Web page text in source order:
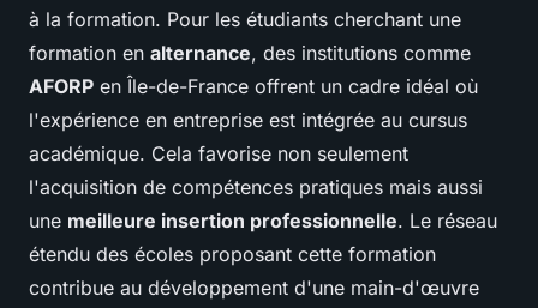
à la formation. Pour les étudiants cherchant une
formation en alternance, des institutions comme
AFORP en Île-de-France offrent un cadre idéal où
l'expérience en entreprise est intégrée au cursus
académique. Cela favorise non seulement
l'acquisition de compétences pratiques mais aussi
une meilleure insertion professionnelle. Le réseau
étendu des écoles proposant cette formation
contribue au développement d'une main-d'œuvre